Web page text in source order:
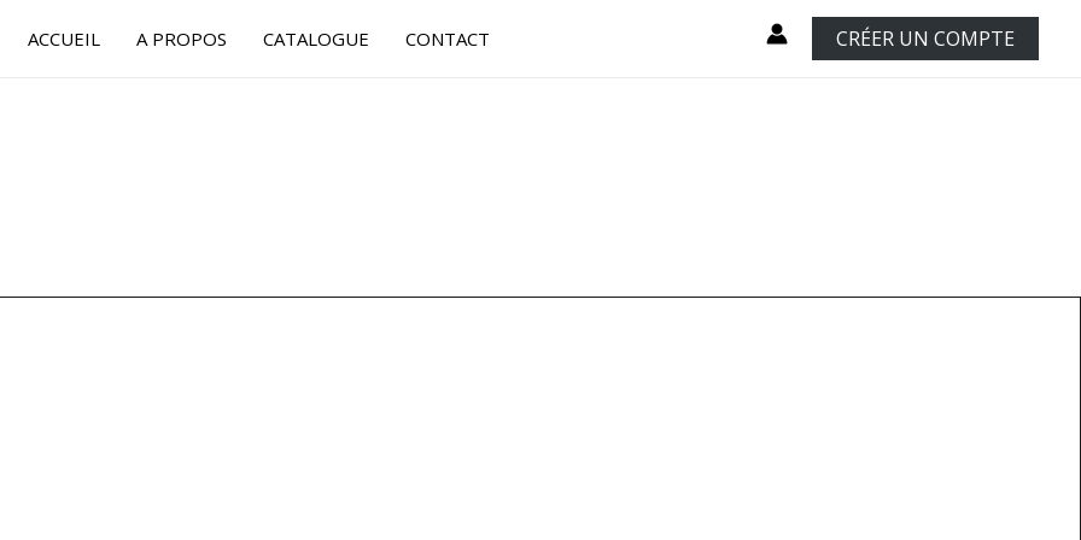
ACCUEIL A PROPOS CATALOGUE CONTACT CRÉER UN COMPTE